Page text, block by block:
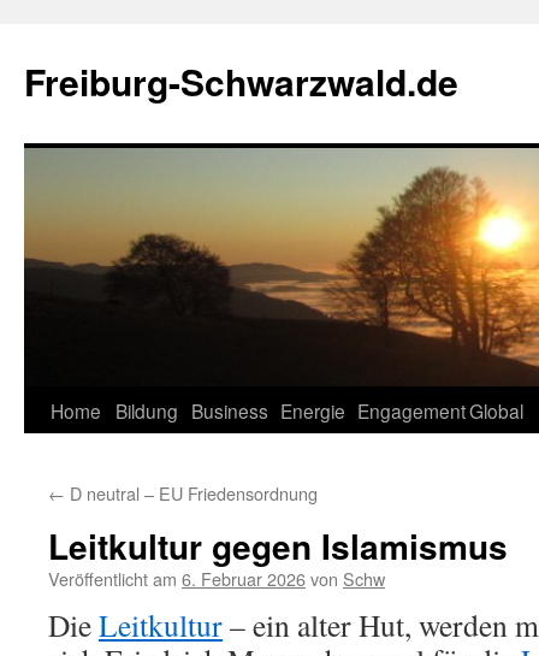
springen
Freiburg-Schwarzwald.de
Home Bildung Business Energie EngagementGlobal
← D neutral – EU Friedensordnung
Leitkultur gegen Islamismus
Veröffentlicht am 6. Februar 2026von Schw
DieLeitkultur– ein alter Hut, werden